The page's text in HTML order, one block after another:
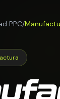
PPC/